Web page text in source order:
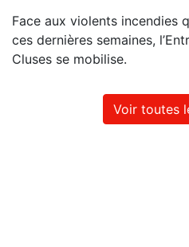
Face aux violents incendies
ces dernières semaines,
Cluses se mobilise.
Voir toutes